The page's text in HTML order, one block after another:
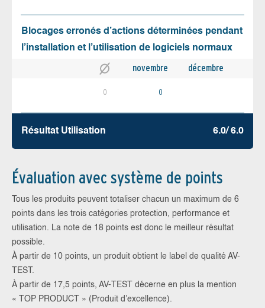
Blocages erronés d’actions déterminées pendant
l’installation et l’utilisation de logiciels normaux
novembre décembre
0 0
Résultat Utilisation 6.0/ 6.0
Évaluation avec système de points
Tous les produits peuvent totaliser chacun un maximum de 6
points dans les trois catégories protection, performance et
utilisation. La note de 18 points est donc le meilleur résultat
possible.
À partir de 10 points, un produit obtient le label de qualité AV-
TEST.
À partir de 17,5 points, AV-TEST décerne en plus la mention
« TOP PRODUCT » (Produit d’excellence).